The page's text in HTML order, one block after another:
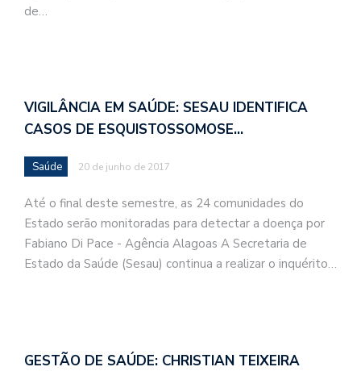
de…
VIGILÂNCIA EM SAÚDE: SESAU IDENTIFICA
CASOS DE ESQUISTOSSOMOSE…
Saúde 20 de junho de 2017
Até o final deste semestre, as 24 comunidades do
Estado serão monitoradas para detectar a doença por
Fabiano Di Pace - Agência Alagoas A Secretaria de
Estado da Saúde (Sesau) continua a realizar o inquérito…
GESTÃO DE SAÚDE: CHRISTIAN TEIXEIRA